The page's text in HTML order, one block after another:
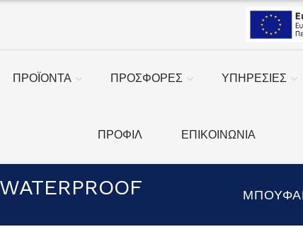
ΠΡΟΪΟΝΤΑ ΠΡΟΣΦΟΡΕΣ ΥΠΗΡΕΣΙΕΣ
ΠΡΟΦΙΛ ΕΠΙΚΟΙΝΩΝΙΑ